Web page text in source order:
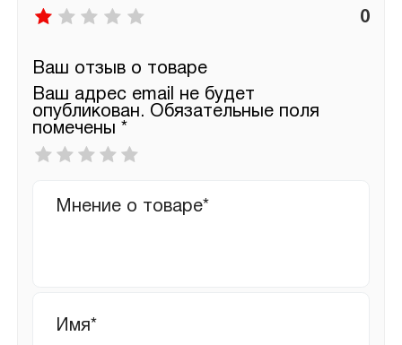
0
Ваш отзыв о товаре
Ваш адрес email не будет
опубликован. Обязательные поля
помечены *
Ваша
оценка
отзыв